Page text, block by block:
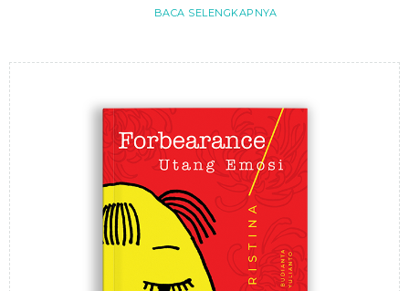
BACA SELENGKAPNYA